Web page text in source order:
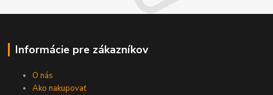
Informácie pre zákazníkov
O nás
Ako nakupovať